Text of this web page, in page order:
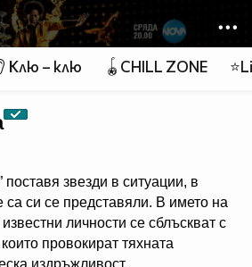
Клю – клю 🪀CHILL ZONE
поставя звезди в ситуации, в
са си се представяли. В името на
личности се сблъскват с
провокират тяхната
издръжливост,